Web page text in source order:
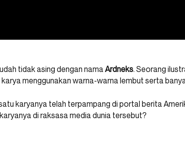
tidak asing dengan namaArdneks. Seorang
menggunakan warna-warna lembut serta
karyanya telah terpampang di portal berita
di raksasa media dunia tersebut?